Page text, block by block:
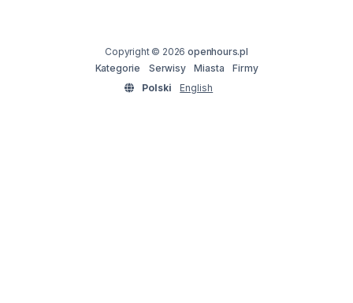
Copyright © 2026openhours.pl
Kategorie
Serwisy Miasta
Firmy
Polski
English